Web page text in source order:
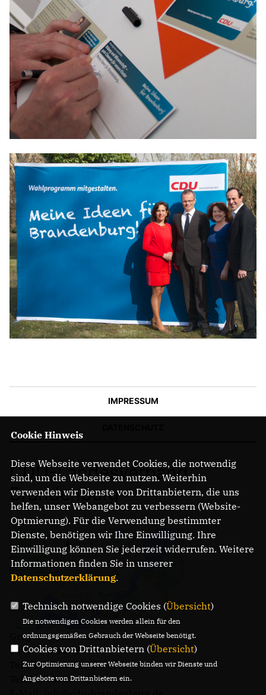
IMPRESSUM
CDU-Landesverband
Brandenburg
Gregor-Mendel-Straße 3
14469 Potsdam
Telefon: (0331) 620 14 - 0
Telefax: (0331) 620 14 - 14
Cookie Hinweis
Diese Webseite verwendet Cookies, die notwendig
sind, um die Webseite zu nutzen. Weiterhin
verwenden wir Dienste von Drittanbietern, die uns
helfen, unser Webangebot zu verbessern (Website-
Optmierung). Für die Verwendung bestimmter
Dienste, benötigen wir Ihre Einwilligung. Ihre
Einwilligung können Sie jederzeit widerrufen. Weitere
Informationen finden Sie in unserer
Datenschutzerklärung.
Technisch notwendige Cookies (Übersicht)
Die notwendigen Cookies werden allein für den
ordnungsgemäßen Gebrauch der Webseite benötigt.
Cookies von Drittanbietern (Übersicht)
Zur Optimierung unserer Webseite binden wir Dienste und
Angebote von Drittanbietern ein.